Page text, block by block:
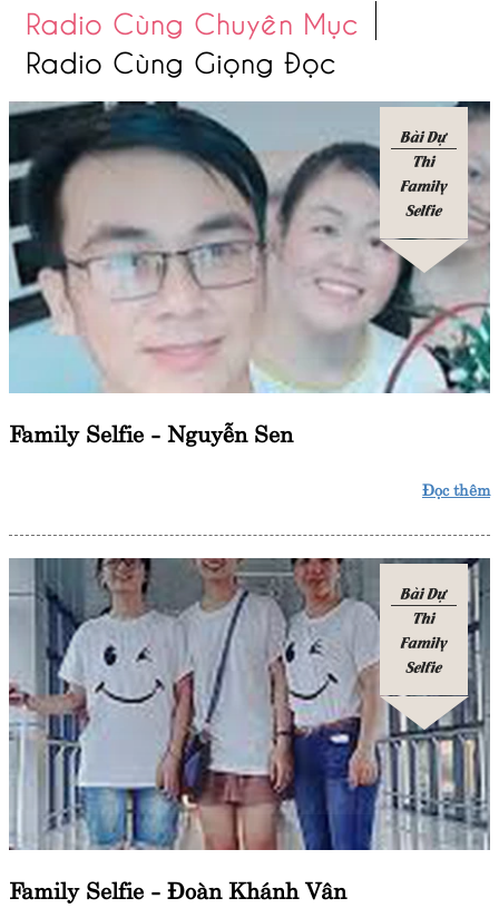
Radio Cùng Chuyên Mục
Radio Cùng Giọng Đọc
Bài Dự
Thi
Family
Selfie
Family Selfie - Nguyễn Sen
Đọc thêm
Bài Dự
Thi
Family
Selfie
Family Selfie - Đoàn Khánh Vân